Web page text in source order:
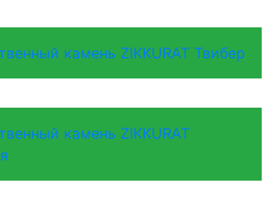
камень ZIKKURAT Твибер
камень ZIKKURAT